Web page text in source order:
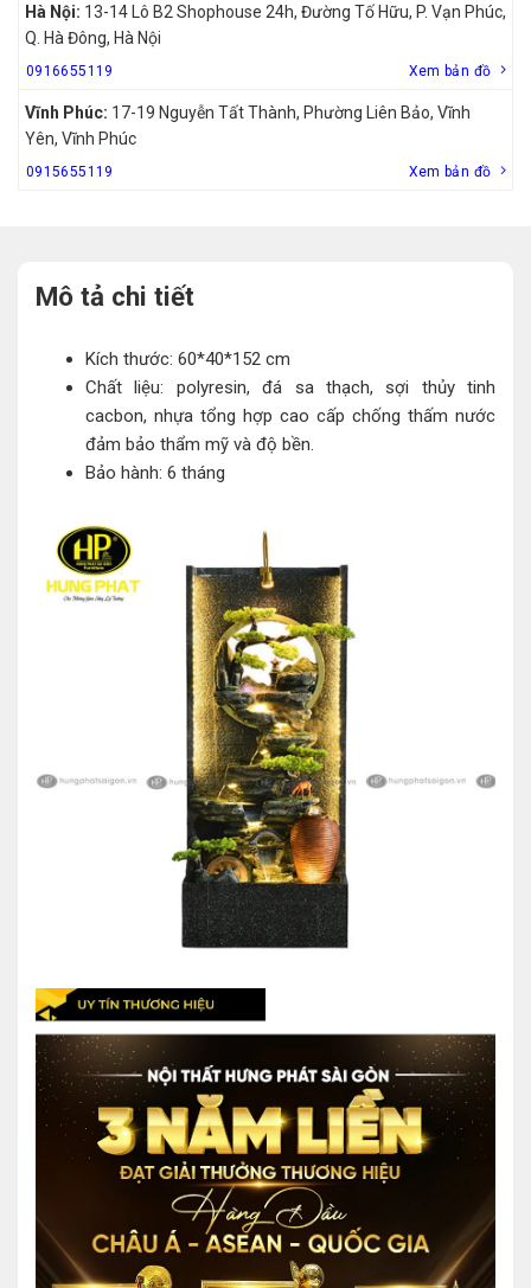
Hà Nội: 13-14 Lô B2 Shophouse 24h, Đường Tố Hữu, P. Vạn Phúc,
Q. Hà Đông, Hà Nội
0916655119 Xem bản đồ
Vĩnh Phúc: 17-19 Nguyễn Tất Thành, Phường Liên Bảo, Vĩnh
Yên, Vĩnh Phúc
0915655119 Xem bản đồ
Mô tả chi tiết
Kích thước: 60*40*152 cm
Chất liệu: polyresin, đá sa thạch, sợi thủy tinh
cacbon, nhựa tổng hợp cao cấp chống thấm nước
đảm bảo thẩm mỹ và độ bền.
Bảo hành: 6 tháng